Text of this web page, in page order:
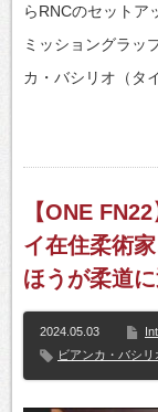
らRNCのセットア
ミッショングラッ
カ・バシリオ（タ
【ONE
イ在住柔術
ほうが柔道に
2024.05.03
ビアンカ・バシリ